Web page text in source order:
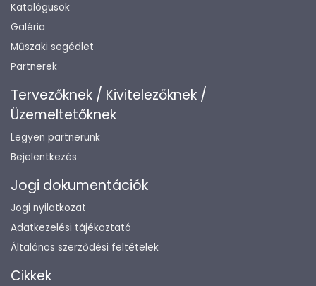
Katalógusok
Galéria
Műszaki segédlet
Partnerek
Tervezőknek / Kivitelezőknek /
Üzemeltetőknek
Legyen partnerünk
Bejelentkezés
Jogi dokumentációk
Jogi nyilatkozat
Adatkezelési tájékoztató
Általános szerződési feltételek
Cikkek